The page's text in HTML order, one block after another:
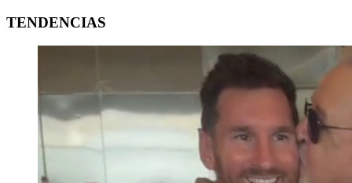
TENDENCIAS